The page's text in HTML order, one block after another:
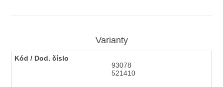
Varianty
93078
521410